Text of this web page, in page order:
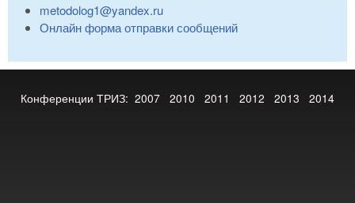
metodolog1@yandex.ru
Онлайн форма отправки сообщений
Конференции ТРИЗ: 2007 2010 2011 2012 2013 2014